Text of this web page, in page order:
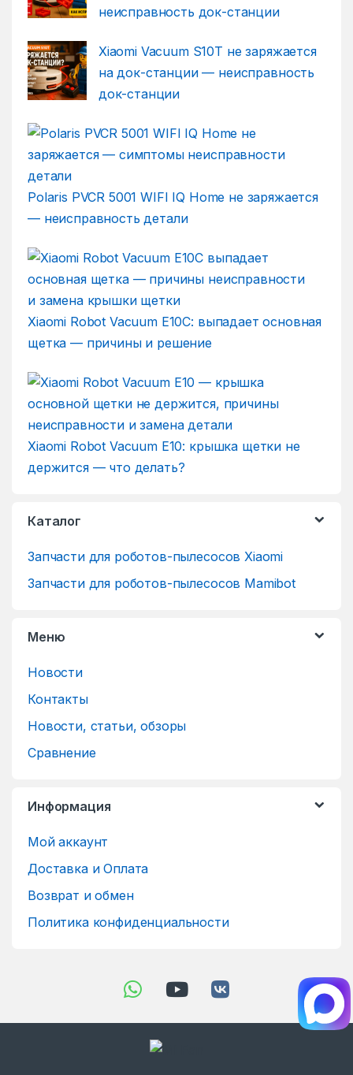
неисправность док-станции
Xiaomi Vacuum S10T не заряжается
на док-станции — неисправность
док-станции
Polaris PVCR 5001 WIFI IQ Home не заряжается
— неисправность детали
Xiaomi Robot Vacuum E10C: выпадает основная
щетка — причины и решение
Xiaomi Robot Vacuum E10: крышка щетки не
держится — что делать?
Каталог
Запчасти для роботов-пылесосов Xiaomi
Запчасти для роботов-пылесосов Mamibot
Меню
Новости
Контакты
Новости, статьи, обзоры
Сравнение
Информация
Мой аккаунт
Доставка и Оплата
Возврат и обмен
Политика конфиденциальности